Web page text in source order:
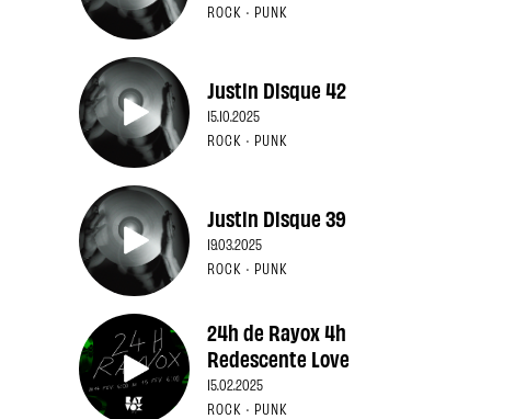
ROCK · PUNK
Justin Disque 42
15.10.2025
ROCK · PUNK
Justin Disque 39
19.03.2025
ROCK · PUNK
24h de Rayox 4h
Redescente Love
15.02.2025
ROCK · PUNK